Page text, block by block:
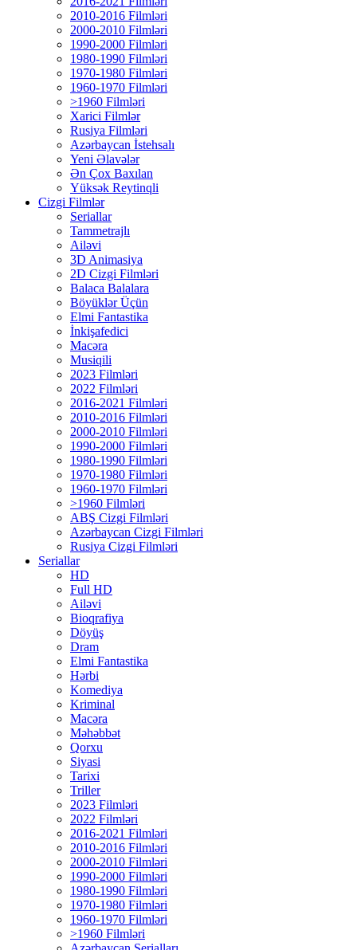
2010-2016 Filmləri
2000-2010 Filmləri
1990-2000 Filmləri
1980-1990 Filmləri
1970-1980 Filmləri
1960-1970 Filmləri
>1960 Filmləri
Xarici Filmlər
Rusiya Filmləri
Azərbaycan İstehsalı
Yeni Əlavələr
Ən Çox Baxılan
Yüksək Reytinqli
Cizgi Filmlər
Seriallar
Tammetrajlı
Ailəvi
3D Animasiya
2D Cizgi Filmləri
Balaca Balalara
Böyüklər Üçün
Elmi Fantastika
İnkişafedici
Macəra
Musiqili
2023 Filmləri
2022 Filmləri
2016-2021 Filmləri
2010-2016 Filmləri
2000-2010 Filmləri
1990-2000 Filmləri
1980-1990 Filmləri
1970-1980 Filmləri
1960-1970 Filmləri
>1960 Filmləri
ABŞ Cizgi Filmləri
Azərbaycan Cizgi Filmləri
Rusiya Cizgi Filmləri
Seriallar
HD
Full HD
Ailəvi
Bioqrafiya
Döyüş
Dram
Elmi Fantastika
Hərbi
Komediya
Kriminal
Macəra
Məhəbbət
Qorxu
Siyasi
Tarixi
Triller
2023 Filmləri
2022 Filmləri
2016-2021 Filmləri
2010-2016 Filmləri
2000-2010 Filmləri
1990-2000 Filmləri
1980-1990 Filmləri
1970-1980 Filmləri
1960-1970 Filmləri
>1960 Filmləri